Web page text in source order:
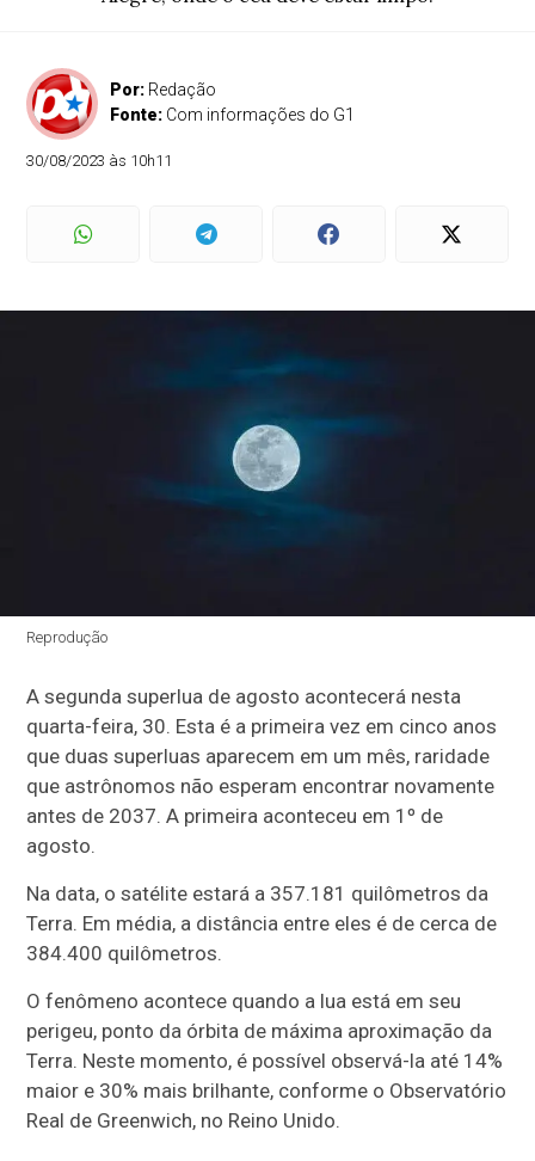
Por: Redação
Fonte: Com informações do G1
30/08/2023 às 10h11
Reprodução
A segunda superlua de agosto acontecerá nesta
quarta-feira, 30. Esta é a primeira vez em cinco anos
que duas superluas aparecem em um mês, raridade
que astrônomos não esperam encontrar novamente
antes de 2037. A primeira aconteceu em 1º de
agosto.
Na data, o satélite estará a 357.181 quilômetros da
Terra. Em média, a distância entre eles é de cerca de
384.400 quilômetros.
O fenômeno acontece quando a lua está em seu
perigeu, ponto da órbita de máxima aproximação da
Terra. Neste momento, é possível observá-la até 14%
maior e 30% mais brilhante, conforme o Observatório
Real de Greenwich, no Reino Unido.